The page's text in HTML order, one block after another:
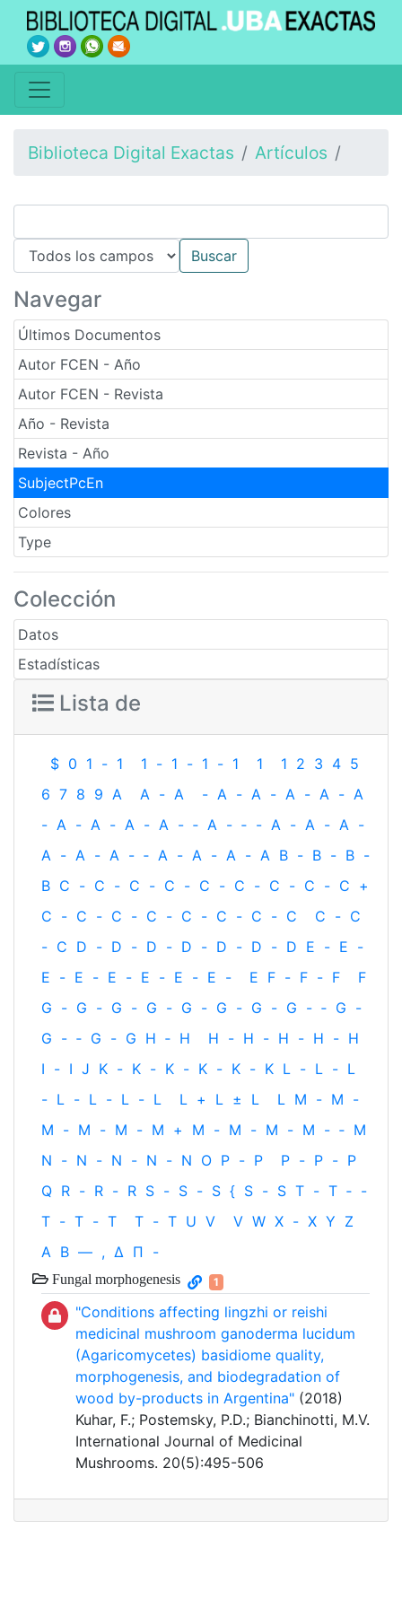
Biblioteca Digital Exactas Artículos
Navegar
Últimos Documentos
Autor FCEN - Año
Autor FCEN - Revista
Año - Revista
Revista - Año
SubjectPcEn
Colores
Type
Colección
Datos
Estadísticas
Lista de
$ 0 1 - 1 1 - 1 - 1 - 1 1 1 2 3 4 5
6 7 8 9 A A - A - A - A - A - A - A
- A - A - A - A - ‐ A - ‐ - A - A - A -
A - A - A - ‐ A - A - A - A B - B - B -
B C - C - C - C - C - C - C - C - C +
C - C - C - C - C - C - C - C C - C
- C D - D - D - D - D - D - D E - E -
E - E - E - E - E - E - E F - F - F
F
G - G - G - G - G - G - G - G - ‐ G -
G - ‐ G - G H ‐ H H - H - H - H - H
I - I J K - K - K - K - K - K L - L - L
- L - L - L - L L + L ± L L M - M -
M - M - M - M + M - M - M - M - ‐ M
N - N - N - N - N O P - P P - P - P
Q R - R - R S - S - S { S - S T - T ‐ -
T - T - T T - T U V V W X - X Y Z
Α Β — , Δ Π -
Fungal morphogenesis 1
"Conditions affecting lingzhi or reishi
medicinal mushroom ganoderma lucidum
(Agaricomycetes) basidiome quality,
morphogenesis, and biodegradation of
wood by-products in Argentina" (2018)
Kuhar, F.; Postemsky, P.D.; Bianchinotti, M.V.
International Journal of Medicinal
Mushrooms. 20(5):495-506